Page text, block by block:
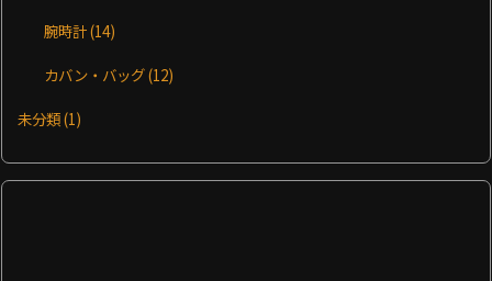
腕時計(14)
カバン・バッグ(12)
未分類(1)